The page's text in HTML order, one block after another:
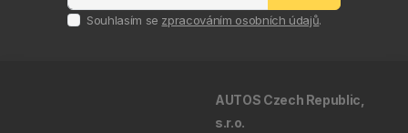
Souhlasím se zpracováním osobních údajů.
AUTOS Czech Republic,
s.r.o.